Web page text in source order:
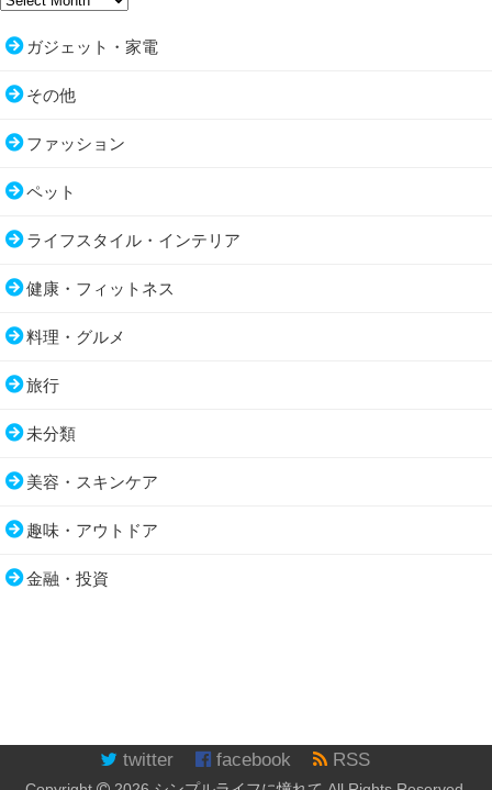
ガジェット・家電
その他
ファッション
ペット
ライフスタイル・インテリア
健康・フィットネス
料理・グルメ
旅行
未分類
美容・スキンケア
趣味・アウトドア
金融・投資
twitter facebook RSS